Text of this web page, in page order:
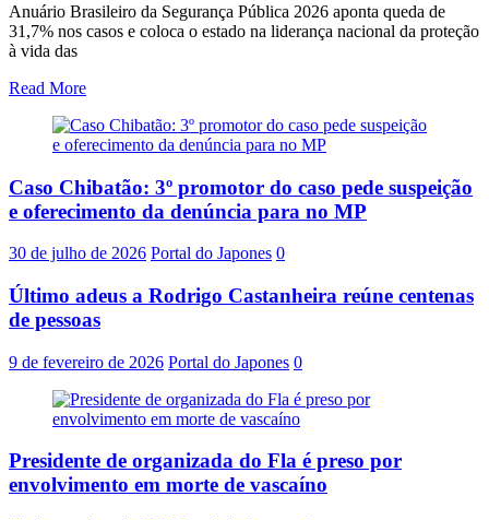
Anuário Brasileiro da Segurança Pública 2026 aponta queda de
31,7% nos casos e coloca o estado na liderança nacional da proteção
à vida das
Read More
Caso Chibatão: 3º promotor do caso pede suspeição
e oferecimento da denúncia para no MP
30 de julho de 2026 Portal do Japones 0
Último adeus a Rodrigo Castanheira reúne centenas
de pessoas
9 de fevereiro de 2026 Portal do Japones 0
Presidente de organizada do Fla é preso por
envolvimento em morte de vascaíno